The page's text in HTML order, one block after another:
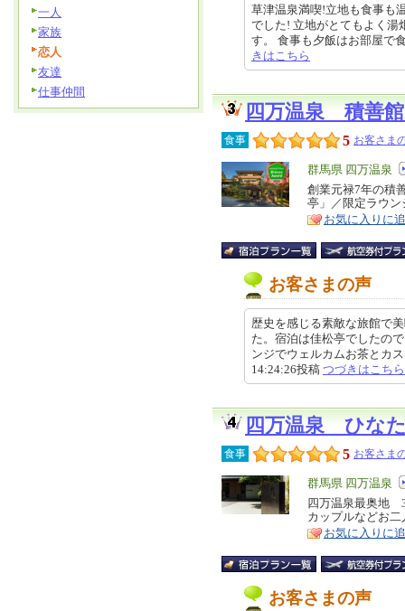
草津温泉満喫!立地も食事も
でした! 立地がとてもよく湯
す。 食事も夕飯はお部屋
きはこちら
四万温泉 積善
食事 5 お客さま
エ
リ
ア
群馬県 四万温泉
特
徴
創業元禄7年の積
亭」／限定ラウン
お気に入りに
お客さまの声
歴史を感じる素敵な旅館で
た。宿泊は佳松亭でしたの
ンジでウェルカムお茶とカ
14:24:26投稿 つづきはこちら
四万温泉 ひな
食事 5 お客さま
エ
リ
ア
群馬県 四万温泉
特
徴
四万温泉最奥地
カップルなどお
お気に入りに
お客さまの声
一人
家族
恋人
友達
仕事仲間